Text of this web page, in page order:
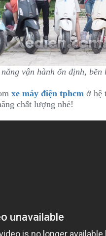
vận hành ổn định, bền
xe máy điện tphcm ở hệ
chất lượng nhé!